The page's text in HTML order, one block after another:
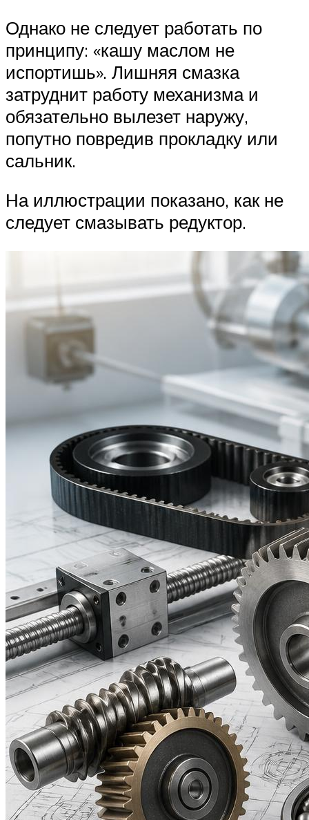
Однако не следует работать по
принципу: «кашу маслом не
испортишь». Лишняя смазка
затруднит работу механизма и
обязательно вылезет наружу,
попутно повредив прокладку или
сальник.
На иллюстрации показано, как не
следует смазывать редуктор.